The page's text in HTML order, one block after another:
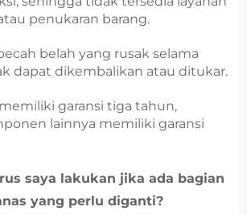
penukaran barang.
belah yang rusak selama
dapat dikembalikan atau ditukar.
garansi tiga tahun,
lainnya memiliki garansi
saya lakukan jika ada bagian
yang perlu diganti?